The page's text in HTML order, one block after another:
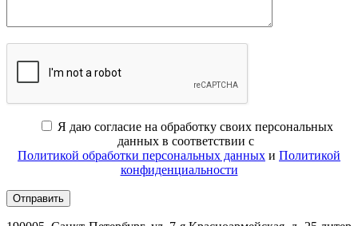
Я даю согласие на обработку своих персональных
данных в соответствии с
Политикой обработки персональных данных и Политикой
конфиденциальности